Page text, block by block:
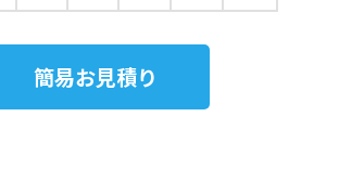
簡易お見積り